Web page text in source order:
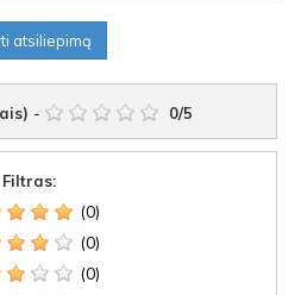
atsiliepimą
- 0/5
Filtras:
(0)
(0)
(0)